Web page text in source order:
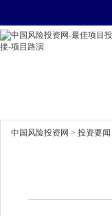
中国风险投资网 > 投资要闻